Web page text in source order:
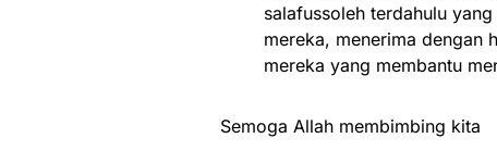
salafussoleh terdahulu
mereka, menerima dengan
mereka yang membantu
Semoga Allah membimbing kita